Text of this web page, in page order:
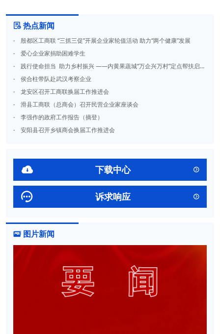
 热点新闻
· 殷都区工商联 “三抓三促”开展企业家轮值活动 助力“两个健康”发展
· 爱心企业家捐助困难学生
· 践行使命担当 助力乡村振兴 ——内黄果蔬城“万企兴万村”定点帮扶启动仪式在中召乡陈砦村举行
· 侯合柱带队赴武汉考察企业
· 龙安区召开工商联换届工作推进会
· 滑县工商联（总商会）召开民营企业家座谈会
· 李强作的政府工作报告（摘登）
· 安阳县召开乡镇商会换届工作推进会
 下载中心 
 诉求响应 
 图片新闻